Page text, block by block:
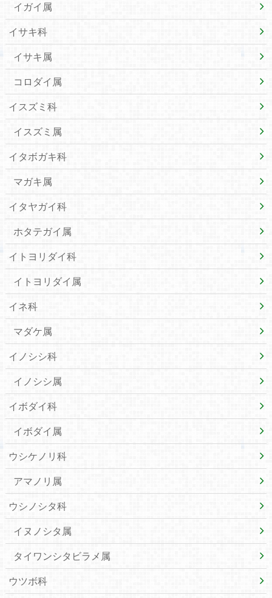
イガイ属
イサキ科
イサキ属
コロダイ属
イスズミ科
イスズミ属
イタボガキ科
マガキ属
イタヤガイ科
ホタテガイ属
イトヨリダイ科
イトヨリダイ属
イネ科
マダケ属
イノシシ科
イノシシ属
イボダイ科
イボダイ属
ウシケノリ科
アマノリ属
ウシノシタ科
イヌノシタ属
タイワンシタビラメ属
ウツボ科